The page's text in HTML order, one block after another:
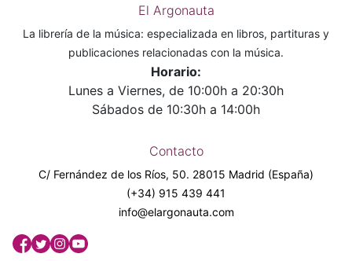
El Argonauta
La librería de la música: especializada en libros, partituras y
publicaciones relacionadas con la música.
Horario:
Lunes a Viernes, de 10:00h a 20:30h
Sábados de 10:30h a 14:00h
Contacto
C/ Fernández de los Ríos, 50. 28015 Madrid (España)
(+34) 915 439 441
info@elargonauta.com